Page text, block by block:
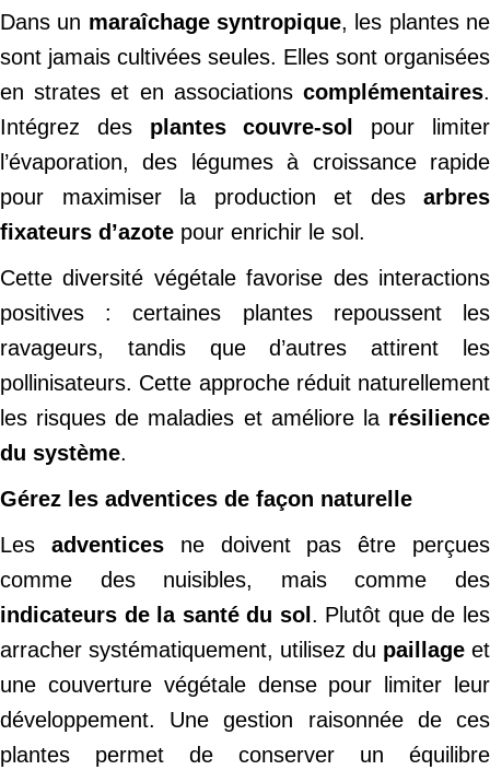
Dans un maraîchage syntropique, les plantes ne
sont jamais cultivées seules. Elles sont organisées
en strates et en associations complémentaires.
Intégrez des plantes couvre-sol
pour limiter
l’évaporation, des légumes à croissance rapide
pour maximiser la production et des arbres
fixateurs d’azote pour enrichir le sol.
Cette diversité végétale favorise des interactions
positives : certaines plantes repoussent les
ravageurs, tandis que d’autres attirent les
pollinisateurs. Cette approche réduit naturellement
les risques de maladies et améliore la résilience
du système.
Gérez les adventices de façon naturelle
Les adventicesne doivent pas être perçues
comme des nuisibles, mais comme des
indicateurs de la santé du sol . Plutôt que de les
arracher systématiquement, utilisez du paillage et
une couverture végétale dense pour limiter leur
développement. Une gestion raisonnée de ces
plantes permet de conserver un équilibre